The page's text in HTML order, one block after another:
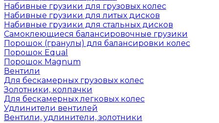
Набивные грузики для грузовых колес
Набивные грузики для литых дисков
Набивные грузики для стальных дисков
Самоклеющиеся балансировочные грузики
Порошок (гранулы) для балансировки колес
Порошок Equal
Порошок Magnum
Вентили
Для бескамерных грузовых колес
Золотники, колпачки
Для бескамерных легковых колес
Удлинители вентилей
Вентили, удлинители, золотники